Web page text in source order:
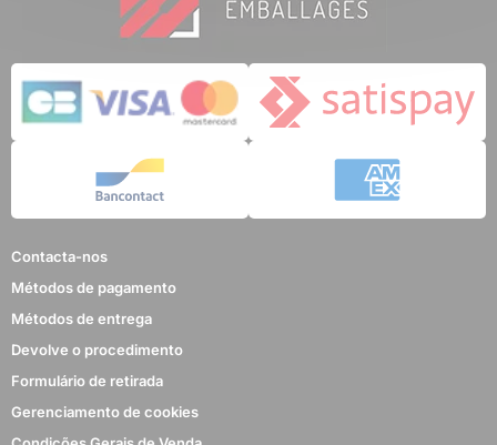
Contacta-nos
Métodos de pagamento
Métodos de entrega
Devolve o procedimento
Formulário de retirada
Gerenciamento de cookies